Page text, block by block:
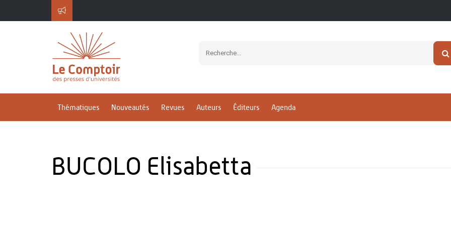
Thématiques Nouveautés Revues Auteurs Éditeurs Agenda
BUCOLO Elisabetta